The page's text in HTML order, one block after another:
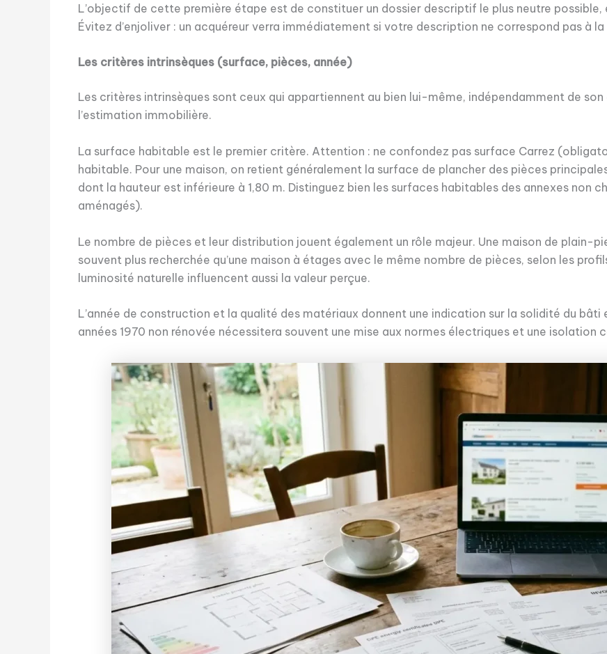
L’objectif de cette première étape est de constituer un dossier descriptif le plus neutre possible,
Évitez d’enjoliver : un acquéreur verra immédiatement si votre description ne correspond pas à
Les critères intrinsèques (surface, pièces, année)
Les critères intrinsèques sont ceux qui appartiennent au bien lui-même, indépendamment de
l’estimation immobilière.
La surface habitable est le premier critère. Attention : ne confondez pas surface Carrez
habitable. Pour une maison, on retient généralement la surface de plancher des pièces
dont la hauteur est inférieure à 1,80 m. Distinguez bien les surfaces habitables des annexes non
aménagés).
Le nombre de pièces et leur distribution jouent également un rôle majeur. Une maison de plain-
souvent plus recherchée qu’une maison à étages avec le même nombre de pièces, selon les
luminosité naturelle influencent aussi la valeur perçue.
L’année de construction et la qualité des matériaux donnent une indication sur la solidité du bâti
années 1970 non rénovée nécessitera souvent une mise aux normes électriques et une isolation